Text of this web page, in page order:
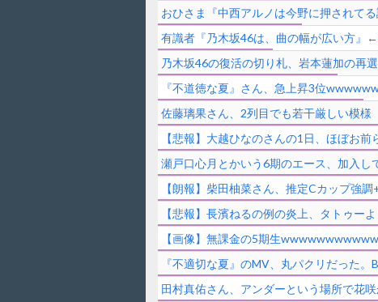
おひさま『中西アルノは今野に押されてる
有識者『乃木坂46は、曲の幅が広い方』
乃木坂46の復活の切り札、岩本蓮加の再
『不道徳な夏』さん、急上昇3位
佐藤璃果さん、2列目でも若干厳しい模様
【悲報】大越ひなのさんの1日、ほぼお前
瀬戸口心月とかいう6期のエース、加入し
【朗報】柴田柚菜さん、推定Cカップ強
【悲報】長濱ねるの例の炎上、タトゥー
【画像】無課金の5期生
『不適切な夏』のMV、丸パクリだった
田村真佑さん、アンダーという場所で花